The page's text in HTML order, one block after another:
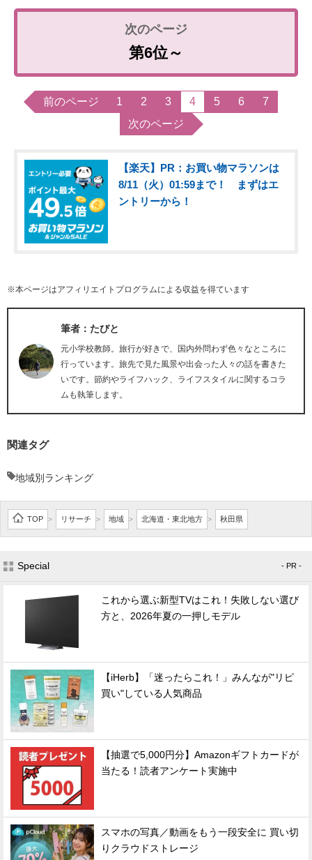
第6位～
前のページ 1 2 3 4 5 6
7
次のページ
【楽天】PR：お買い物マラソンは
8/11（火）01:59まで！ まずはエ
ントリーから！
※本ページはアフィリエイトプログラムによる収益を得ています
筆者：たびと
元小学校教師。旅行が好きで、国内外問わず色々なところに
行っています。旅先で見た風景や出会った人々の話を書きた
いです。節約やライフハック、ライフスタイルに関するコラ
ムも執筆します。
関連タグ
地域別ランキング
TOP > リサーチ > 地域 > 北海道・東北地方 > 秋田県
Special - PR -
これから選ぶ新型TVはこれ！失敗しない選び
方と、2026年夏の一押しモデル
【iHerb】「迷ったらこれ！」みんなが"リピ
買い"している人気商品
【抽選で5,000円分】Amazonギフトカードが
当たる！読者アンケート実施中
スマホの写真／動画をもう一段安全に 買い切
りクラウドストレージ